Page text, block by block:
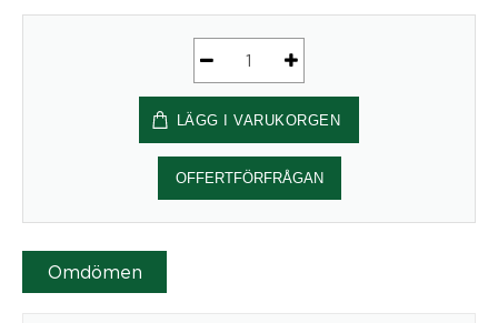
Peperomia
girlang
1800
mängd
LÄGG I VARUKORGEN
OFFERTFÖRFRÅGAN
Omdömen